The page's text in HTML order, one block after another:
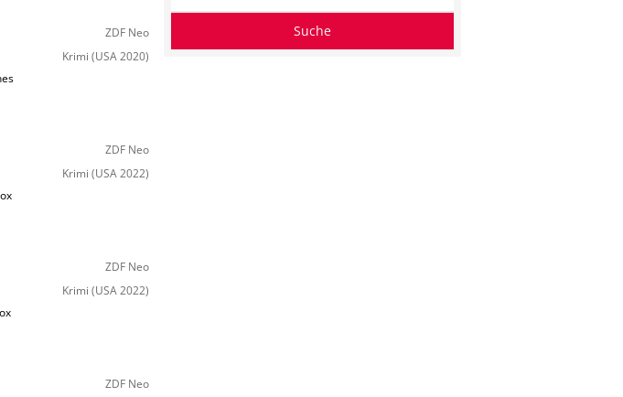
ZDF Neo
Krimi (USA 2020)
ZDF Neo
Krimi (USA 2022)
ZDF Neo
Krimi (USA 2022)
ZDF Neo
Suche